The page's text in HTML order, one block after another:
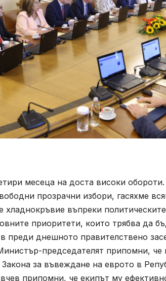
месеца на доста високи
прозрачни избори, гасяхме
хладнокръвие въпреки
приоритети, които трябва да
преди днешното правителствено
председателят припомни, че
за въвеждане на еврото в
припомни, че екипът му